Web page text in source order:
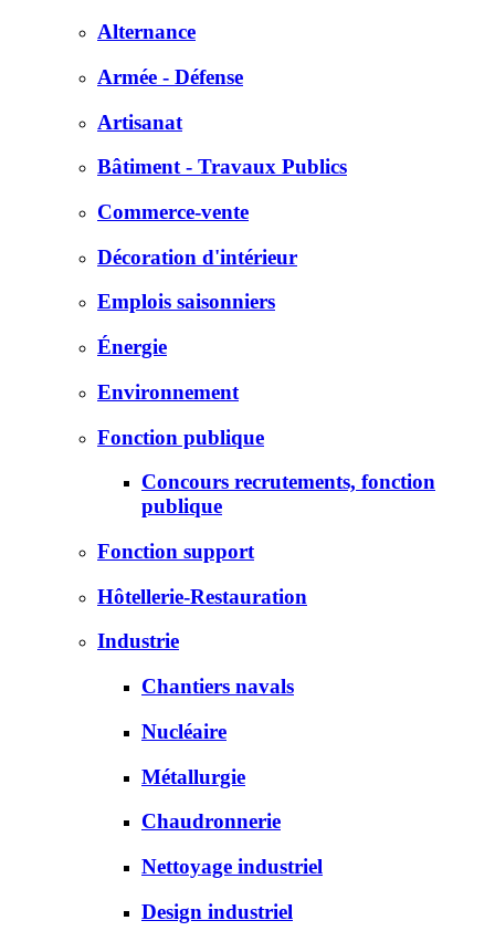
Alternance
Armée - Défense
Artisanat
Bâtiment - Travaux Publics
Commerce-vente
Décoration d'intérieur
Emplois saisonniers
Énergie
Environnement
Fonction publique
Concours recrutements, fonction
publique
Fonction support
Hôtellerie-Restauration
Industrie
Chantiers navals
Nucléaire
Métallurgie
Chaudronnerie
Nettoyage industriel
Design industriel